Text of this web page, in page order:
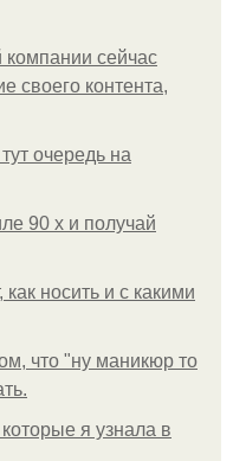
компании сейчас
своего контента,
очередь на
90 х и получай
носить и с какими
что "ну маникюр то
я узнала в